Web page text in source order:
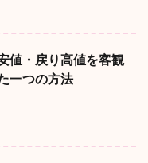
値・戻り高値を客観
一つの方法